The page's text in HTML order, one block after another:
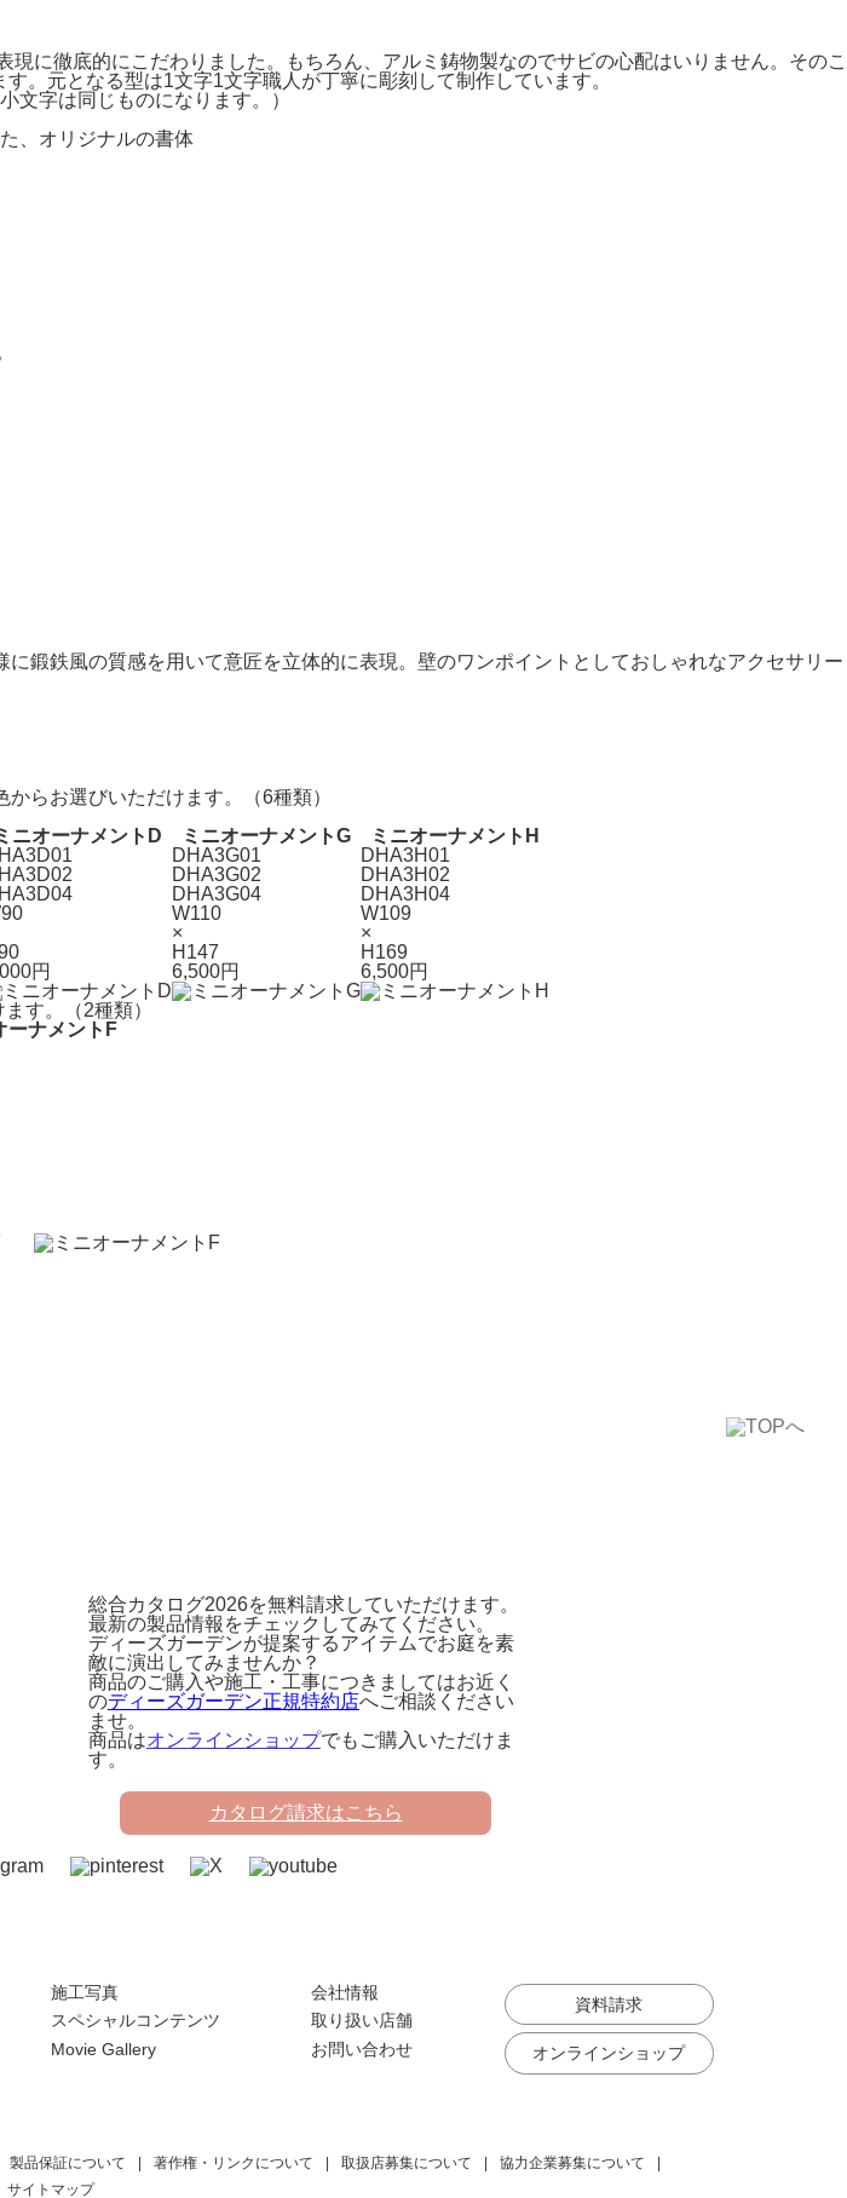
に徹底的にこだわりました。もちろん、アルミ鋳物製なのでサビの心配はいりません。そのこ
。元となる型は1文字1文字職人が丁寧に彫刻して制作しています。
文字は同じものになります。）
鍛鉄風の質感を用いて意匠を立体的に表現。壁のワンポイントとしておしゃれなアクセサリー
らお選びいただけます。（6種類）
ニオーナメントD ミニオーナメントG
ミニオーナメントH
DHA3G01
DHA3H01
DHA3G02
DHA3H02
DHA3G04
DHA3H04
W110
×
H147
W109
×
H169
円 6,500円
6,500円
す。（2種類）
ーナメントF
総合カタログ2026を無料請求していただけます。
最新の製品情報をチェックしてみてください。
ディーズガーデンが提案するアイテムでお庭を素
敵に演出してみませんか？
商品のご購入や施工・工事につきましてはお近く
のディーズガーデン正規特約店へご相談ください
ませ。
商品はオンラインショップでもご購入いただけま
す。
カタログ請求はこちら
施工写真
スペシャルコンテンツ
Movie Gallery
会社情報
取り扱い店舗
お問い合わせ
資料請求
オンラインショップ
製品保証について 著作権・リンクについて 取扱店募集について
協力企業募集について
サイトマップ